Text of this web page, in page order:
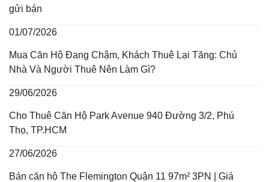
gửi bán
01/07/2026
Mua Căn Hộ Đang Chậm, Khách Thuê Lại Tăng: Chủ
Nhà Và Người Thuê Nên Làm Gì?
29/06/2026
Cho Thuê Căn Hộ Park Avenue 940 Đường 3/2, Phú
Thọ, TP.HCM
27/06/2026
Bán căn hộ The Flemington Quận 11 97m² 3PN | Giá